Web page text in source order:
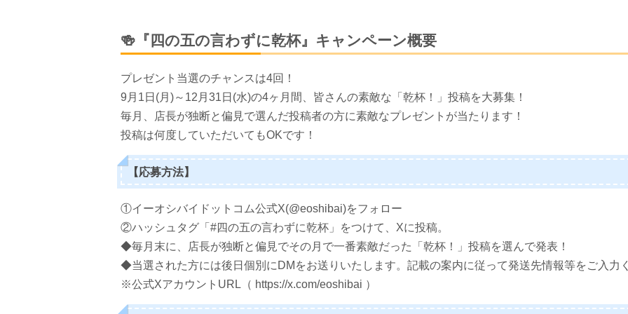
🍻『四の五の言わずに乾杯』キャンペーン概要
プレゼント当選のチャンスは4回！
9月1日(月)～12月31日(水)の4ヶ月間、皆さんの素敵な「乾杯！」投稿を大募集！
毎月、店長が独断と偏見で選んだ投稿者の方に素敵なプレゼントが当たります！
投稿は何度していただいてもOKです！
【応募方法】
①イーオシバイドットコム公式X(@eoshibai)をフォロー
②ハッシュタグ「#四の五の言わずに乾杯」をつけて、Xに投稿。
◆毎月末に、店長が独断と偏見でその月で一番素敵だった「乾杯！」投稿を選んで発表！
◆当選された方には後日個別にDMをお送りいたします。記載の案内に従って発送先情報等をご入力
※公式XアカウントURL（ https://x.com/eoshibai ）